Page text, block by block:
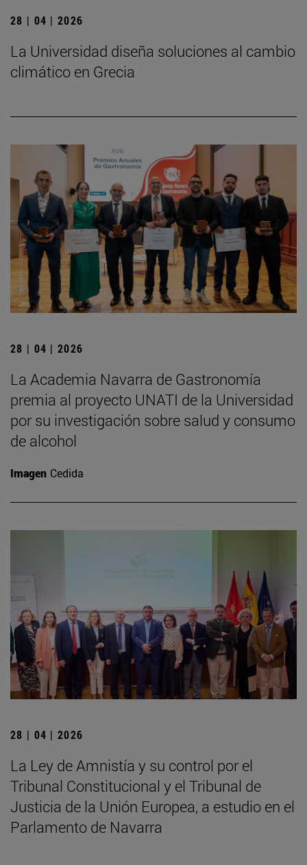
28 | 04 | 2026
La Universidad diseña soluciones al cambio
climático en Grecia
28 | 04 | 2026
La Academia Navarra de Gastronomía
premia al proyecto UNATI de la Universidad
por su investigación sobre salud y consumo
de alcohol
Imagen Cedida
28 | 04 | 2026
La Ley de Amnistía y su control por el
Tribunal Constitucional y el Tribunal de
Justicia de la Unión Europea, a estudio en el
Parlamento de Navarra